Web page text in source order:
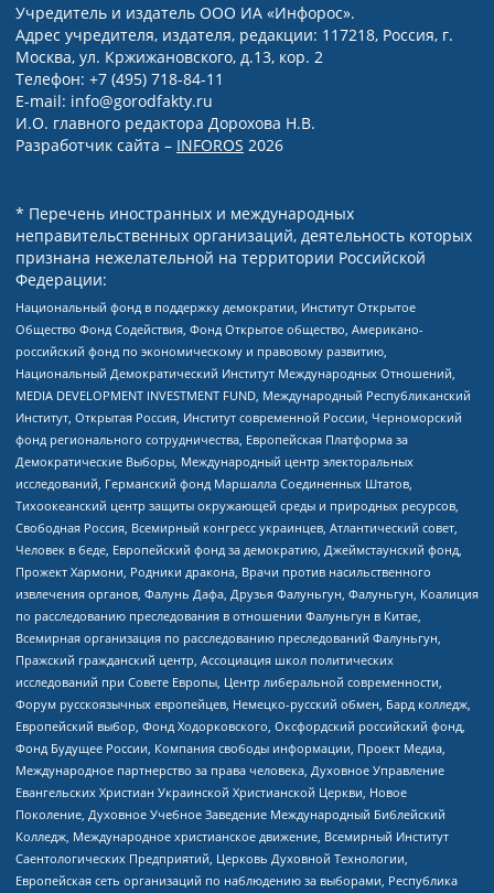
Учредитель и издатель ООО ИА «Инфорос».
Адрес учредителя, издателя, редакции: 117218, Россия, г.
Москва, ул. Кржижановского, д.13, кор. 2
Телефон: +7 (495) 718-84-11
E-mail: info@gorodfakty.ru
И.О. главного редактора Дорохова Н.В.
Разработчик сайта – INFOROS 2026
* Перечень иностранных и международных
неправительственных организаций, деятельность которых
признана нежелательной на территории Российской
Федерации:
Национальный фонд в поддержку демократии, Институт Открытое
Общество Фонд Содействия, Фонд Открытое общество, Американо-
российский фонд по экономическому и правовому развитию,
Национальный Демократический Институт Международных Отношений,
MEDIA DEVELOPMENT INVESTMENT FUND, Международный Республиканский
Институт, Открытая Россия, Институт современной России, Черноморский
фонд регионального сотрудничества, Европейская Платформа за
Демократические Выборы, Международный центр электоральных
исследований, Германский фонд Маршалла Соединенных Штатов,
Тихоокеанский центр защиты окружающей среды и природных ресурсов,
Свободная Россия, Всемирный конгресс украинцев, Атлантический совет,
Человек в беде, Европейский фонд за демократию, Джеймстаунский фонд,
Прожект Хармони, Родники дракона, Врачи против насильственного
извлечения органов, Фалунь Дафа, Друзья Фалуньгун, Фалуньгун, Коалиция
по расследованию преследования в отношении Фалуньгун в Китае,
Всемирная организация по расследованию преследований Фалуньгун,
Пражский гражданский центр, Ассоциация школ политических
исследований при Совете Европы, Центр либеральной современности,
Форум русскоязычных европейцев, Немецко-русский обмен, Бард колледж,
Европейский выбор, Фонд Ходорковского, Оксфордский российский фонд,
Фонд Будущее России, Компания свободы информации, Проект Медиа,
Международное партнерство за права человека, Духовное Управление
Евангельских Христиан Украинской Христианской Церкви, Новое
Поколение, Духовное Учебное Заведение Международный Библейский
Колледж, Международное христианское движение, Всемирный Институт
Саентологических Предприятий, Церковь Духовной Технологии,
Европейская сеть организаций по наблюдению за выборами, Республика